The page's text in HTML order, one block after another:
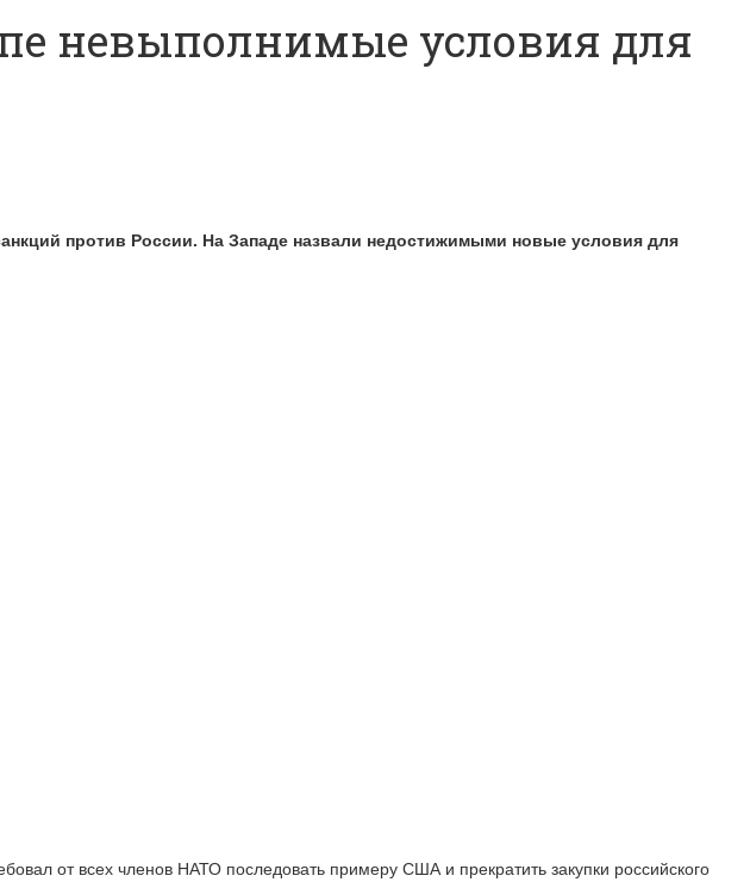
невыполнимые условия для
против России. На Западе назвали недостижимыми новые условия для
от всех членов НАТО последовать примеру США и прекратить закупки российского